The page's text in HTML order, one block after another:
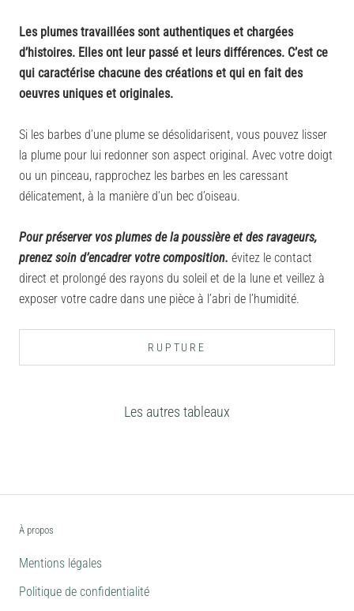
Les plumes travaillées sont authentiques et chargées
d’histoires. Elles ont leur passé et leurs différences. C’est ce
qui caractérise chacune des créations et qui en fait des
oeuvres uniques et originales.
Si les barbes d’une plume se désolidarisent, vous pouvez lisser
la plume pour lui redonner son aspect original. Avec votre doigt
ou un pinceau, rapprochez les barbes en les caressant
délicatement, à la manière d’un bec d’oiseau.
Pour préserver vos plumes de la poussière et des ravageurs,
prenez soin d’encadrer votre composition. évitez le contact
direct et prolongé des rayons du soleil et de la lune et veillez à
exposer votre cadre dans une pièce à l’abri de l’humidité.
RUPTURE
Les autres tableaux
À propos
Mentions légales
Politique de confidentialité